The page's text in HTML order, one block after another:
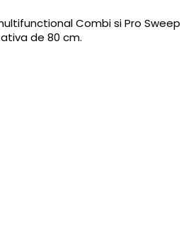
Combi si Pro Sweep
de 80 cm.